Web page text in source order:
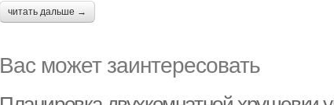
читать дальше →
Вас может заинтересовать